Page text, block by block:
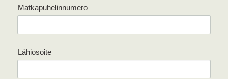
Matkapuhelinnumero
Lähiosoite